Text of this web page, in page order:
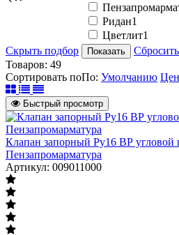
Ридан1
Цветлит1
Скрыть подбор
Показать
Сбросить
Товаров: 49
Сортировать поПо: Умолчанию
Быстрый просмотр
Клапан запорный Ру16 ВР угловой
Пензапромарматура
Артикул: 009011000